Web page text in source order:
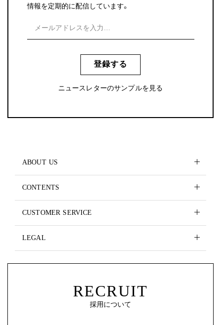
情報を定期的に配信しています。
登録する
ニュースレターのサンプルを見る
ABOUT US
CONTENTS
CUSTOMER SERVICE
LEGAL
RECRUIT
採用について